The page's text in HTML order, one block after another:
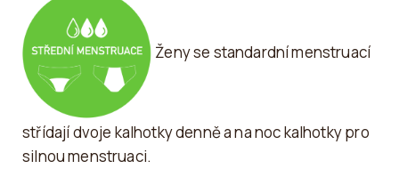
Ženy se standardní menstruací
střídají dvoje kalhotky denně a na noc kalhotky pro
silnou menstruaci.